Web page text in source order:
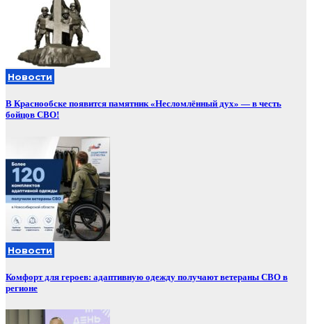
Новости
В Краснообске появится памятник «Несломлённый дух» — в честь
бойцов СВО!
Новости
Комфорт для героев: адаптивную одежду получают ветераны СВО в
регионе